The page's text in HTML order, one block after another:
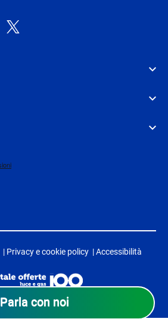
| Privacy e cookie policy |Accessibilità
Parla con noi